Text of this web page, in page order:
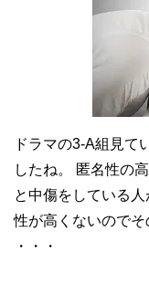
ドラマの3-A組見て
したね。 匿名性の
と中傷をしている
性が高くないのでそ
・・・